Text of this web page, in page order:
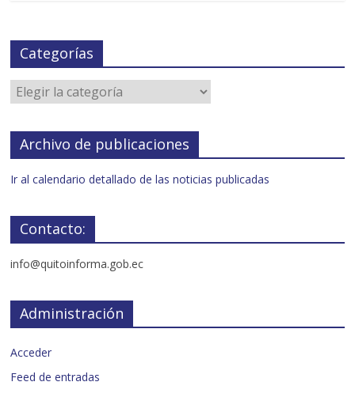
Categorías
Archivo de publicaciones
Ir al calendario detallado de las noticias publicadas
Contacto:
info@quitoinforma.gob.ec
Administración
Acceder
Feed de entradas